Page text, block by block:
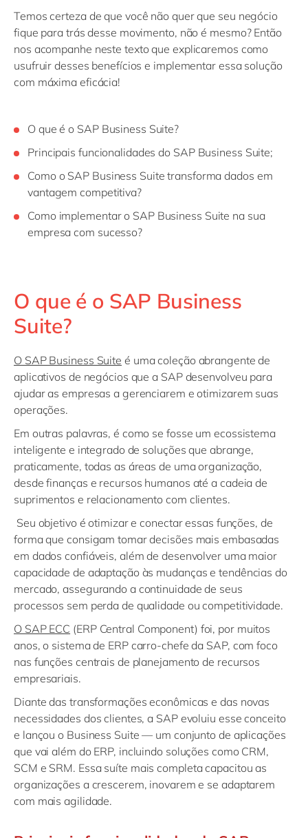
Temos certeza de que você não quer que seu negócio
fique para trás desse movimento, não é mesmo? Então
nos acompanhe neste texto que explicaremos como
usufruir desses benefícios e implementar essa solução
com máxima eficácia!
O que é o SAP Business Suite?
Principais funcionalidades do SAP Business Suite;
Como o SAP Business Suite transforma dados em
vantagem competitiva?
Como implementar o SAP Business Suite na sua
empresa com sucesso?
O que é o SAP Business
Suite?
O SAP Business Suite é uma coleção abrangente de
aplicativos de negócios que a SAP desenvolveu para
ajudar as empresas a gerenciarem e otimizarem suas
operações.
Em outras palavras, é como se fosse um ecossistema
inteligente e integrado de soluções que abrange,
praticamente, todas as áreas de uma organização,
desde finanças e recursos humanos até a cadeia de
suprimentos e relacionamento com clientes.
Seu objetivo é otimizar e conectar essas funções, de
forma que consigam tomar decisões mais embasadas
em dados confiáveis, além de desenvolver uma maior
capacidade de adaptação às mudanças e tendências do
mercado, assegurando a continuidade de seus
processos sem perda de qualidade ou competitividade.
O SAP ECC (ERP Central Component) foi, por muitos
anos, o sistema de ERP carro-chefe da SAP, com foco
nas funções centrais de planejamento de recursos
empresariais.
Diante das transformações econômicas e das novas
necessidades dos clientes, a SAP evoluiu esse conceito
e lançou o Business Suite — um conjunto de aplicações
que vai além do ERP, incluindo soluções como CRM,
SCM e SRM. Essa suíte mais completa capacitou as
organizações a crescerem, inovarem e se adaptarem
com mais agilidade.